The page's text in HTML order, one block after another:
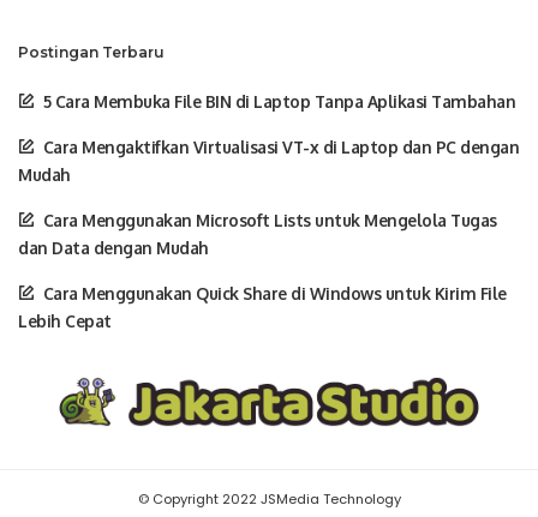
Postingan Terbaru
5 Cara Membuka File BIN di Laptop Tanpa Aplikasi Tambahan
Cara Mengaktifkan Virtualisasi VT-x di Laptop dan PC dengan
Mudah
Cara Menggunakan Microsoft Lists untuk Mengelola Tugas
dan Data dengan Mudah
Cara Menggunakan Quick Share di Windows untuk Kirim File
Lebih Cepat
© Copyright 2022 JSMedia Technology